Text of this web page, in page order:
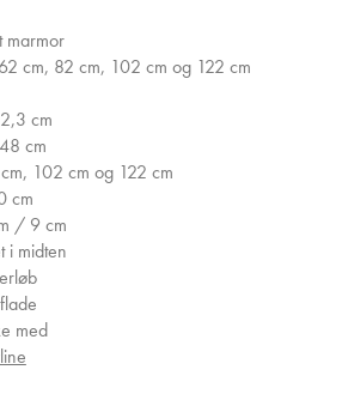
marmor
cm, 82 cm, 102 cm og 122 cm
cm
cm
102 cm og 122 cm
cm
/ 9 cm
i midten
med